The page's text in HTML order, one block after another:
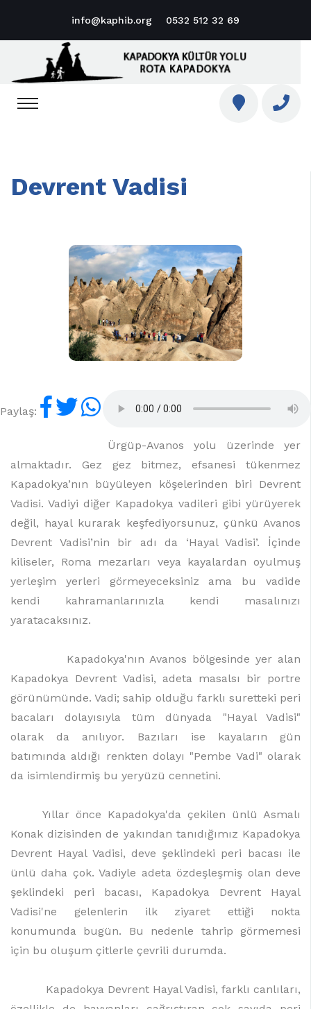
info@kaphib.org 0532 512 32 69
Devrent Vadisi
Paylaş:
Ürgüp-Avanos yolu üzerinde yer
almaktadır. Gez gez bitmez, efsanesi tükenmez
Kapadokya’nın büyüleyen köşelerinden biri Devrent
Vadisi. Vadiyi diğer Kapadokya vadileri gibi yürüyerek
değil, hayal kurarak keşfediyorsunuz, çünkü Avanos
Devrent Vadisi’nin bir adı da ‘Hayal Vadisi’. İçinde
kiliseler, Roma mezarları veya kayalardan oyulmuş
yerleşim yerleri görmeyeceksiniz ama bu vadide
kendi kahramanlarınızla kendi masalınızı
yaratacaksınız.
Kapadokya'nın Avanos bölgesinde yer alan
Kapadokya Devrent Vadisi, adeta masalsı bir portre
görünümünde. Vadi; sahip olduğu farklı suretteki peri
bacaları dolayısıyla tüm dünyada "Hayal Vadisi"
olarak da anılıyor. Bazıları ise kayaların gün
batımında aldığı renkten dolayı "Pembe Vadi" olarak
da isimlendirmiş bu yeryüzü cennetini.
Yıllar önce Kapadokya'da çekilen ünlü Asmalı
Konak dizisinden de yakından tanıdığımız Kapadokya
Devrent Hayal Vadisi, deve şeklindeki peri bacası ile
ünlü daha çok. Vadiyle adeta özdeşleşmiş olan deve
şeklindeki peri bacası, Kapadokya Devrent Hayal
Vadisi'ne gelenlerin ilk ziyaret ettiği nokta
konumunda bugün. Bu nedenle tahrip görmemesi
için bu oluşum çitlerle çevrili durumda.
Kapadokya Devrent Hayal Vadisi, farklı canlıları,